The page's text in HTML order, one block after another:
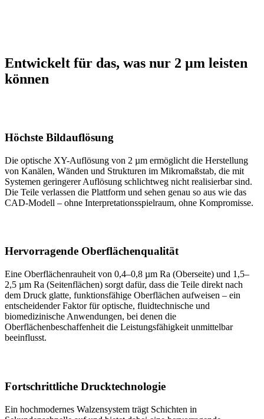
Entwickelt für das, was nur 2 µm leisten
können
Höchste Bildauflösung
Die optische XY-Auflösung von 2 µm ermöglicht die Herstellung
von Kanälen, Wänden und Strukturen im Mikromaßstab, die mit
Systemen geringerer Auflösung schlichtweg nicht realisierbar sind.
Die Teile verlassen die Plattform und sehen genau so aus wie das
CAD-Modell – ohne Interpretationsspielraum, ohne Kompromisse.
Hervorragende Oberflächenqualität
Eine Oberflächenrauheit von 0,4–0,8 µm Ra (Oberseite) und 1,5–
2,5 µm Ra (Seitenflächen) sorgt dafür, dass die Teile direkt nach
dem Druck glatte, funktionsfähige Oberflächen aufweisen – ein
entscheidender Faktor für optische, fluidtechnische und
biomedizinische Anwendungen, bei denen die
Oberflächenbeschaffenheit die Leistungsfähigkeit unmittelbar
beeinflusst.
Fortschrittliche Drucktechnologie
Ein hochmodernes Walzensystem trägt Schichten in